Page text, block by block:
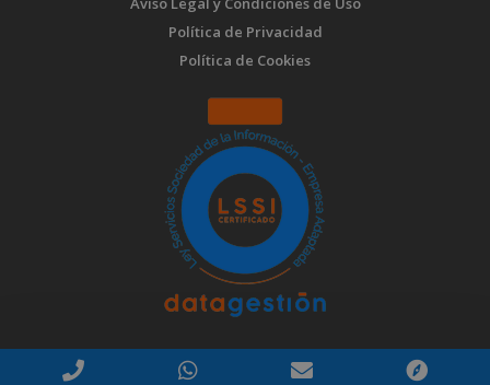
Política de Privacidad
Política de Cookies